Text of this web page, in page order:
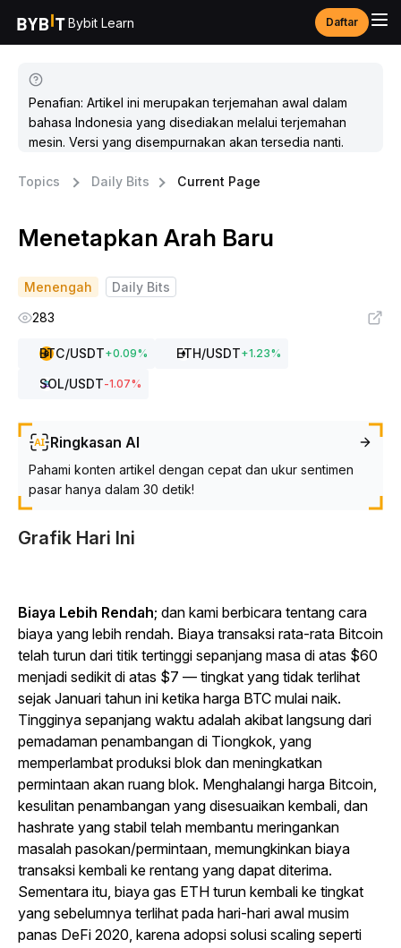
Bybit Learn Daftar
Penafian: Artikel ini merupakan terjemahan awal dalam
bahasa Indonesia yang disediakan melalui terjemahan
mesin. Versi yang disempurnakan akan tersedia nanti.
Topics Daily Bits Current Page
Menetapkan Arah Baru
Menengah
Daily Bits
283
BTC/USDT+0.09% ETH/USDT+1.23%
SOL/USDT-1.07%
Ringkasan AI
Pahami konten artikel dengan cepat dan ukur sentimen
pasar hanya dalam 30 detik!
Grafik Hari Ini
Biaya Lebih Rendah; dan kami berbicara tentang cara
biaya yang lebih rendah. Biaya transaksi rata-rata Bitcoin
telah turun dari titik tertinggi sepanjang masa di atas $60
menjadi sedikit di atas $7 — tingkat yang tidak terlihat
sejak Januari tahun ini ketika harga BTC mulai naik.
Tingginya sepanjang waktu adalah akibat langsung dari
pemadaman penambangan di Tiongkok, yang
memperlambat produksi blok dan meningkatkan
permintaan akan ruang blok. Menghalangi harga Bitcoin,
kesulitan penambangan yang disesuaikan kembali, dan
hashrate yang stabil telah membantu meringankan
masalah pasokan/permintaan, memungkinkan biaya
transaksi kembali ke rentang yang dapat diterima.
Sementara itu, biaya gas ETH turun kembali ke tingkat
yang sebelumnya terlihat pada hari-hari awal musim
panas DeFi 2020, karena adopsi solusi scaling seperti